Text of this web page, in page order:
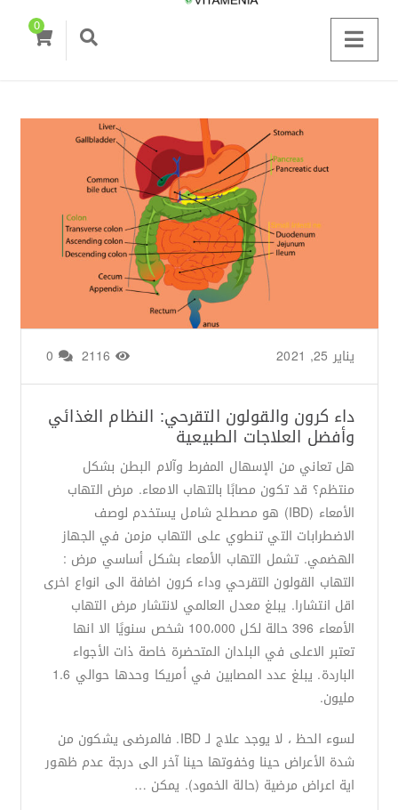
0
من طرف يناير 25, 2021
داء كرون والقولون التقرحي: النظام الغذائي
وأفضل العلاجات الطبيعية
هل تعاني من الإسهال المفرط وآلام البطن بشكل
منتظم؟ قد تكون مصابًا بالتهاب الامعاء. مرض التهاب
الأمعاء (IBD) هو مصطلح شامل يستخدم لوصف
الاضطرابات التي تنطوي على التهاب مزمن في الجهاز
الهضمي. تشمل التهاب الأمعاء بشكل أساسي مرض :
التهاب القولون التقرحي وداء كرون اضافة الى انواع اخرى
اقل انتشارا. يبلغ معدل العالمي لانتشار مرض التهاب
الأمعاء 396 حالة لكل 100،000 شخص سنويًا الا انها
تعتبر الاعلى في البلدان المتحضرة خاصة ذات الأجواء
الباردة. يبلغ عدد المصابين في أمريكا وحدها حوالي 1.6
مليون.
لسوء الحظ ، لا يوجد علاج لـ IBD. فالمرضى يشكون من
شدة الأعراض حينا وخفوتها حينا آخر الى درجة عدم ظهور
اية اعراض مرضية (حالة الخمود). يمكن …